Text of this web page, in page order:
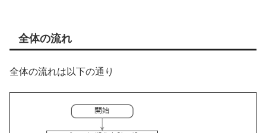
全体の流れ
全体の流れは以下の通り